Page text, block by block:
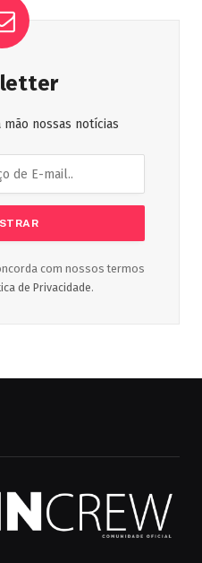
nossas notícias
com nossos termos
de Privacidade.